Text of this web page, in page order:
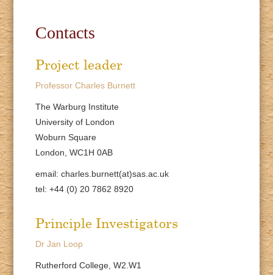
Contacts
Project leader
Professor Charles Burnett
The Warburg Institute
University of London
Woburn Square
London, WC1H 0AB
email: charles.burnett(at)sas.ac.uk
tel: +44 (0) 20 7862 8920
Principle Investigators
Dr Jan Loop
Rutherford College, W2.W1